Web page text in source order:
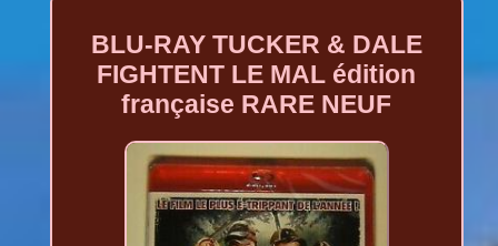
BLU-RAY TUCKER & DALE
FIGHTENT LE MAL édition
française RARE NEUF